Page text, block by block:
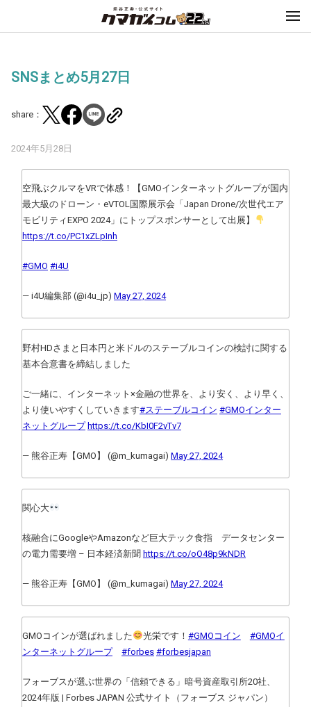
SNSまとめ5月27日
share：
2024年5月28日
空飛ぶクルマをVRで体感！【GMOインターネットグループが国内
最大級のドローン・eVTOL国際展示会「Japan Drone/次世代エア
モビリティEXPO 2024」にトップスポンサーとして出展】
https://t.co/PC1xZLpInh
#GMO #i4U
— i4U編集部 (@i4u_jp) May 27, 2024
野村HDさまと日本円と米ドルのステーブルコインの検討に関する
基本合意書を締結しました
ご一緒に、インターネット×金融の世界を、より安く、より早く、
より使いやすくしていきます#ステーブルコイン #GMOインター
ネットグループ https://t.co/KbI0F2vTv7
— 熊谷正寿【GMO】 (@m_kumagai) May 27, 2024
関心大
核融合にGoogleやAmazonなど巨大テック食指 データセンター
の電力需要増 – 日本経済新聞 https://t.co/oO48p9kNDR
— 熊谷正寿【GMO】 (@m_kumagai) May 27, 2024
GMOコインが選ばれました 光栄です！ #GMOコイン
#GMOイ
ンターネットグループ
#forbes #forbesjapan
フォーブスが選ぶ世界の「信頼できる」暗号資産取引所20社、
2024年版 | Forbes JAPAN 公式サイト（フォーブス ジャパン）